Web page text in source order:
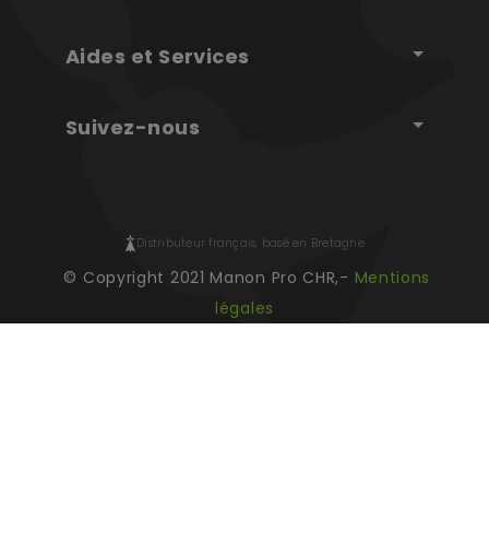
Aides et Services
Suivez-nous
Distributeur français, basé en Bretagne
© Copyright 2021 Manon Pro CHR,- Mentions
légales